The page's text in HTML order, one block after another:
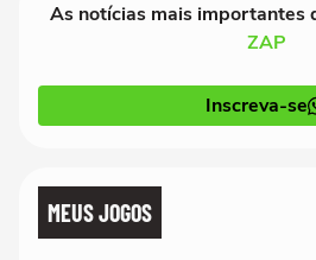
As notícias mais importantes
ZAP
Inscreva-se
MEUS JOGOS